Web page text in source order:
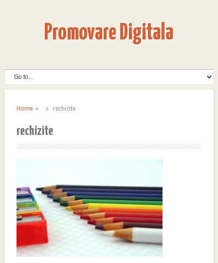
Promovare Digitala
Home» » rechizite
rechizite